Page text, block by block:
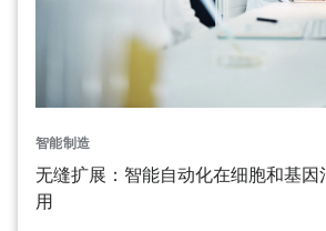
智能制造
无缝扩展：智能自动化在细胞和基
用